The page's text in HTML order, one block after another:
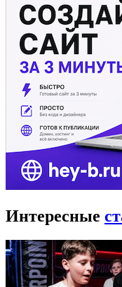
Интересные